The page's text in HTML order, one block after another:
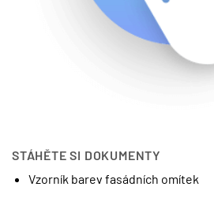
STÁHĚTE SI DOKUMENTY
Vzorník barev fasádních omítek